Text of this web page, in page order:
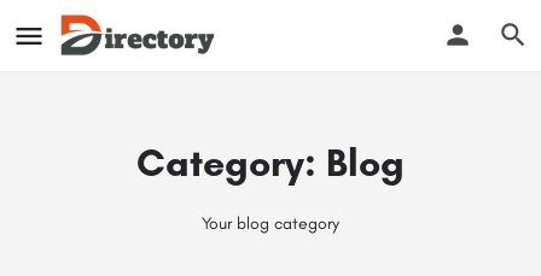
Category: Blog
Your blog category